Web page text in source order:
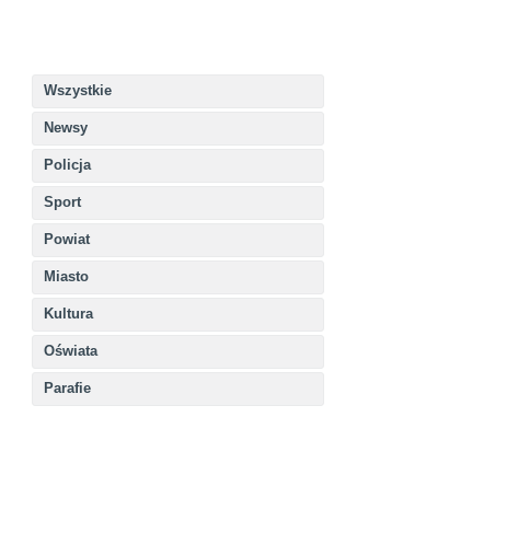
Wszystkie
Newsy
Policja
Sport
Powiat
Miasto
Kultura
Oświata
Parafie